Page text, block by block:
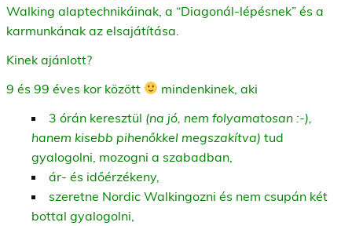
Walking alaptechnikáinak, a “Diagonál-lépésnek” és a
karmunkának az elsajátítása.
Kinek ajánlott?
9 és 99 éves kor között
mindenkinek, aki
3 órán keresztül (na jó, nem folyamatosan :-),
hanem kisebb pihenőkkel megszakítva) tud
gyalogolni, mozogni a szabadban,
ár- és időérzékeny,
szeretne Nordic Walkingozni és nem csupán két
bottal gyalogolni,